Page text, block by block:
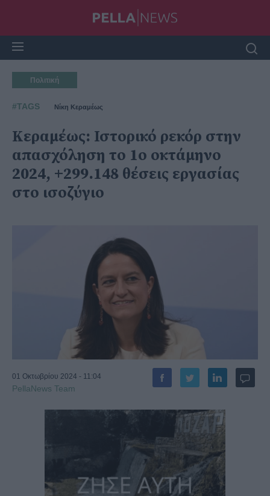
Πολιτική
#TAGS Νίκη Κεραμέως
Κεραμέως: Ιστορικό ρεκόρ στην
απασχόληση το 1ο οκτάμηνο
2024, +299.148 θέσεις εργασίας
στο ισοζύγιο
01 Οκτωβρίου 2024 - 11:04
PellaNews Team